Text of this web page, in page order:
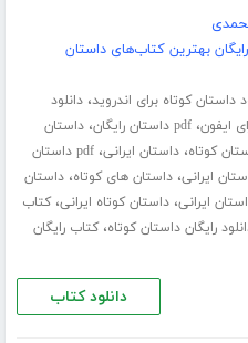
رایگان بهترین کتاب‌های داستان
داستان کوتاه برای اندروید،دانلود
ایفون،pdf داستان رایگان ،داستان
کوتاه،داستان ایرانی،
pdf داستان
ایرانی،داستان های کوتاه،داستان
ایرانی،داستان کوتاه ایرانی،کتاب
رایگان داستان کوتاه،کتاب رایگان
دانلود کتاب